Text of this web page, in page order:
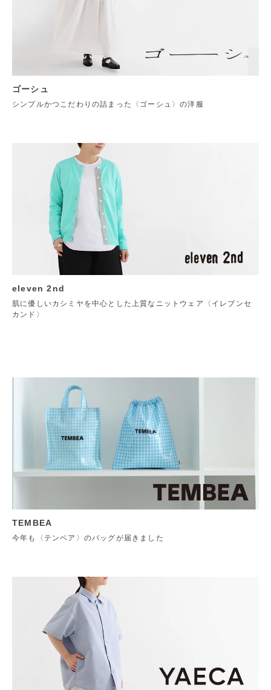
ゴーシュ
シンプルかつこだわりの詰まった〈ゴーシュ〉の洋服
eleven 2nd
肌に優しいカシミヤを中心とした上質なニットウェア〈イレブンセ
カンド〉
TEMBEA
今年も〈テンベア〉のバッグが届きました